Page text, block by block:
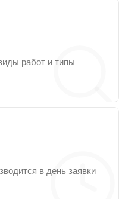
работ и типы
в день заявки